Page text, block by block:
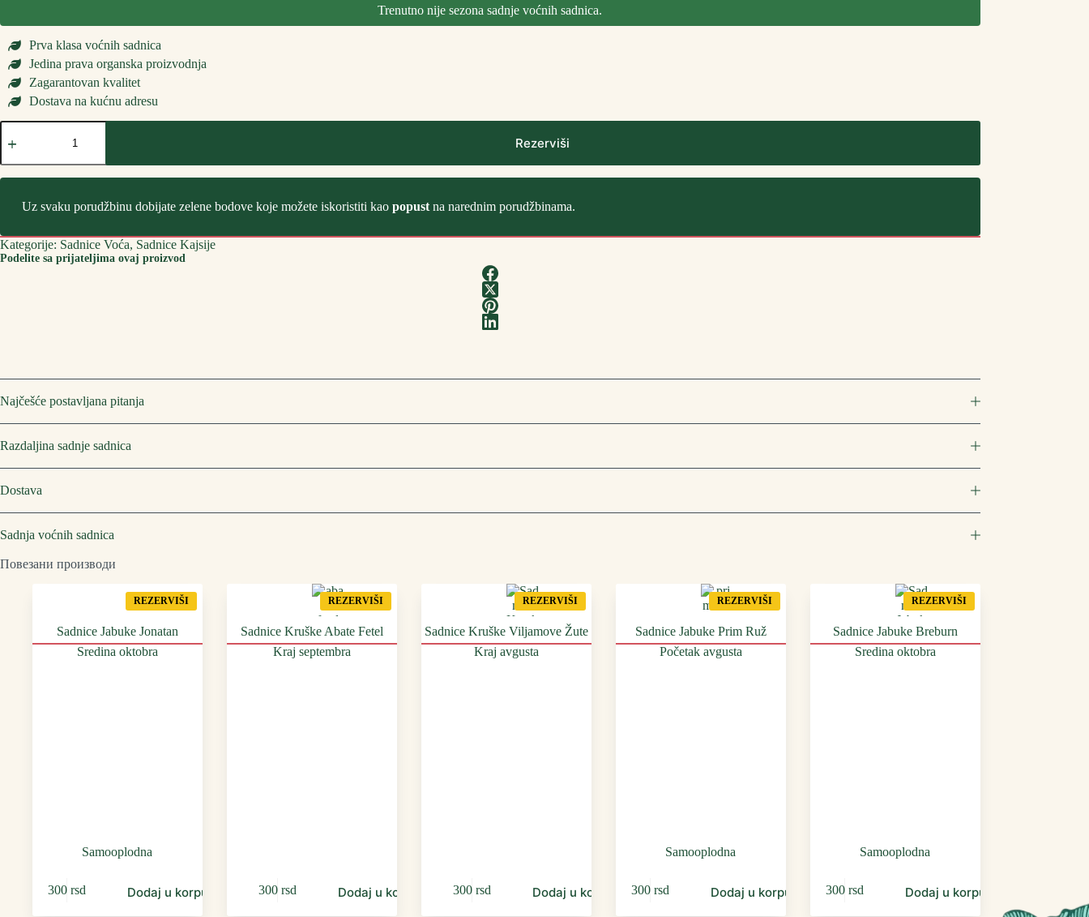
Trenutno nije sezona sadnje voćnih sadnica.
Prva klasa voćnih sadnica
Jedina prava organska proizvodnja
Zagarantovan kvalitet
Dostava na kućnu adresu
Sadnice
Kajsije
количина
Rezerviši
Uz svaku porudžbinu dobijate zelene bodove koje možete iskoristiti kao popust na narednim porudžbinama.
Kategorije: Sadnice Voća, Sadnice Kajsije
Podelite sa prijateljima ovaj proizvod
Najčešće postavljana pitanja
Razdaljina sadnje sadnica
Dostava
Sadnja voćnih sadnica
Повезани производи
REZERVIŠI
Sadnice Jabuke Jonatan
Sredina oktobra
Samooplodna
300 rsd Dodaj u korpu
REZERVIŠI
Sadnice Kruške Abate Fetel
Kraj septembra
300 rsd Dodaj u korpu
REZERVIŠI
Sadnice Kruške Viljamove Žute
Kraj avgusta
300 rsd Dodaj u korpu
REZERVIŠI
Sadnice Jabuke Prim Ruž
Početak avgusta
Samooplodna
300 rsd Dodaj u korpu
REZERVIŠI
Sadnice Jabuke Breburn
Sredina oktobra
Samooplodna
300 rsd Dodaj u korpu